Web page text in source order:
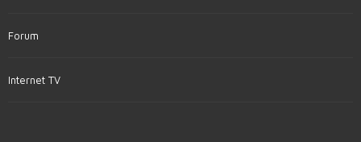
Forum
Internet TV